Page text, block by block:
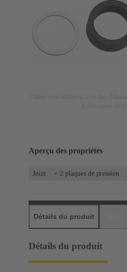
Aperçu des propriétés
Joint + 2 plaques de pression
Détails du produit
Détails du produit